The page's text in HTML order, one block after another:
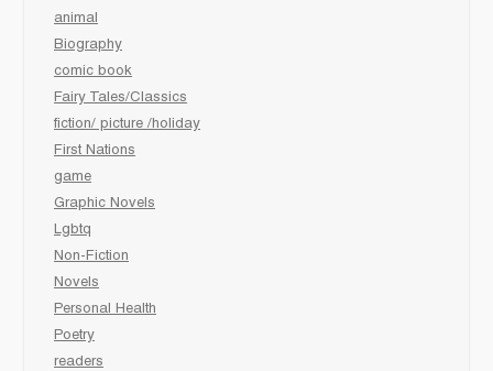
animal
Biography
comic book
Fairy Tales/Classics
fiction/ picture /holiday
First Nations
game
Graphic Novels
Lgbtq
Non-Fiction
Novels
Personal Health
Poetry
readers